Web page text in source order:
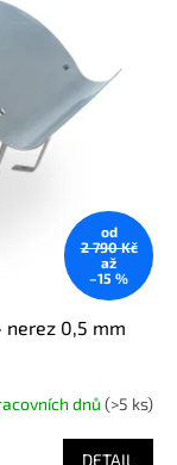
od
2 790 Kč
až
–15 %
0,5 mm
dnů (>5 ks)
DETAIL